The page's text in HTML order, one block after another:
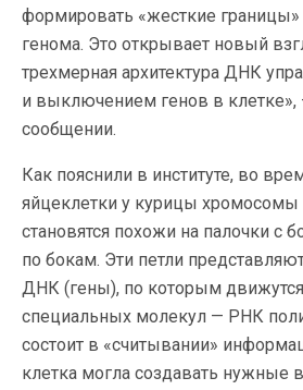
формировать «жесткие
генома. Это открывает новый
трехмерная архитектура ДНК
и выключением генов в клетке»,
сообщении.
Как пояснили в институте, во
яйцеклетки у курицы
становятся похожи на палочки с
по бокам. Эти петли
ДНК (гены), по которым движутся
специальных молекул — РНК
состоит в «считывании»
клетка могла создавать нужные